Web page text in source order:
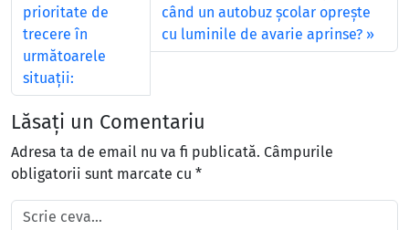
prioritate de
trecere în
următoarele
situaţii:
când un autobuz şcolar opreşte
cu luminile de avarie aprinse?
Lăsați un Comentariu
Adresa ta de email nu va fi publicată. Câmpurile
obligatorii sunt marcate cu *